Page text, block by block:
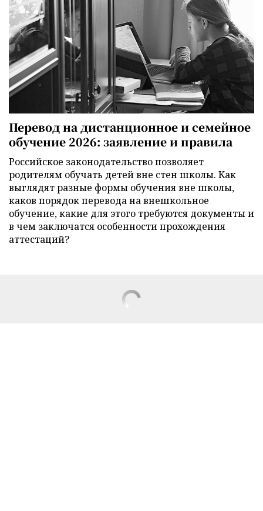
Перевод на дистанционное и семейное
обучение 2026: заявление и правила
Российское законодательство позволяет
родителям обучать детей вне стен школы. Как
выглядят разные формы обучения вне школы,
каков порядок перевода на внешкольное
обучение, какие для этого требуются документы и
в чем заключатся особенности прохождения
аттестаций?